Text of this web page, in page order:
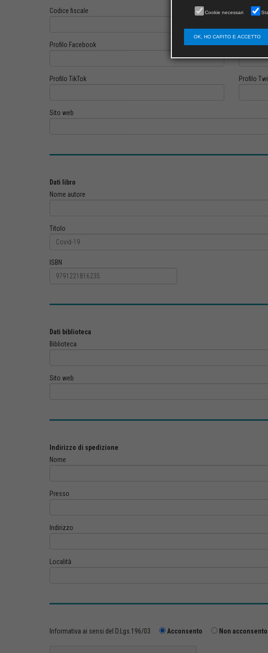
Codice fiscale
Profilo Facebook Profilo
Profilo TikTok Profilo
Sito web
Dati libro
Nome autore
Titolo
ISBN
Dati biblioteca
Biblioteca
Sito web
Indirizzo di spedizione
Nome
Presso
Indirizzo
Località
Informativa ai sensi del D.Lgs.196/03 Acconsento Non acconsento
Cookie necessari
OK, HO CAPITO E ACCETTO